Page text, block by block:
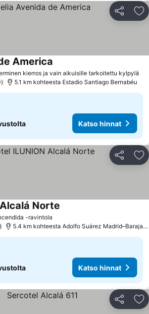
Jaa
kierros ja vain aikuisille tarkoitettu kylpylä
America
5.1 km kohteesta Estadio Santiago Bernabéu
Katso hinnat
Jaa
-ravintola
Norte
5.4 km kohteesta Adolfo Suárez Madrid–Barajas Airport
Katso hinnat
Jaa